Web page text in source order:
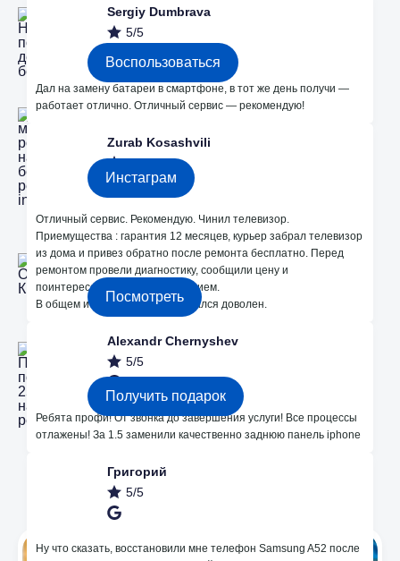
Sergiy Dumbrava
5/5
Дал на замену батареи в смартфоне, в тот же день получи —
работает отлично. Отличный сервис — рекомендую!
Zurab Kosashvili
5/5
Отличный сервис. Рекомендую. Чинил телевизор.
Приемущества : гарантия 12 месяцев, курьер забрал телевизор
из дома и привез обратно после ремонта бесплатно. Перед
ремонтом провели диагностику, сообщили цену и
поинтересовались моим решением.
В общем и целом сервисом остался доволен.
Alexandr Chernyshev
5/5
Ребята профи! От звонка до завершения услуги! Все процессы
отлажены! За 1.5 заменили качественно заднюю панель iphone
Григорий
5/5
Ну что сказать, восстановили мне телефон Samsung A52 после
Незначительные поломки делаем
бесплатно
Воспользоваться
бесплатный ремонт в instagram
Инстаграм
2 Офиса в Кишиневе
Bodoni 33 и Dacia 24
Посмотреть
Получите подарок 250 лей на ремонт!
Получить подарок
Мы в Instagram